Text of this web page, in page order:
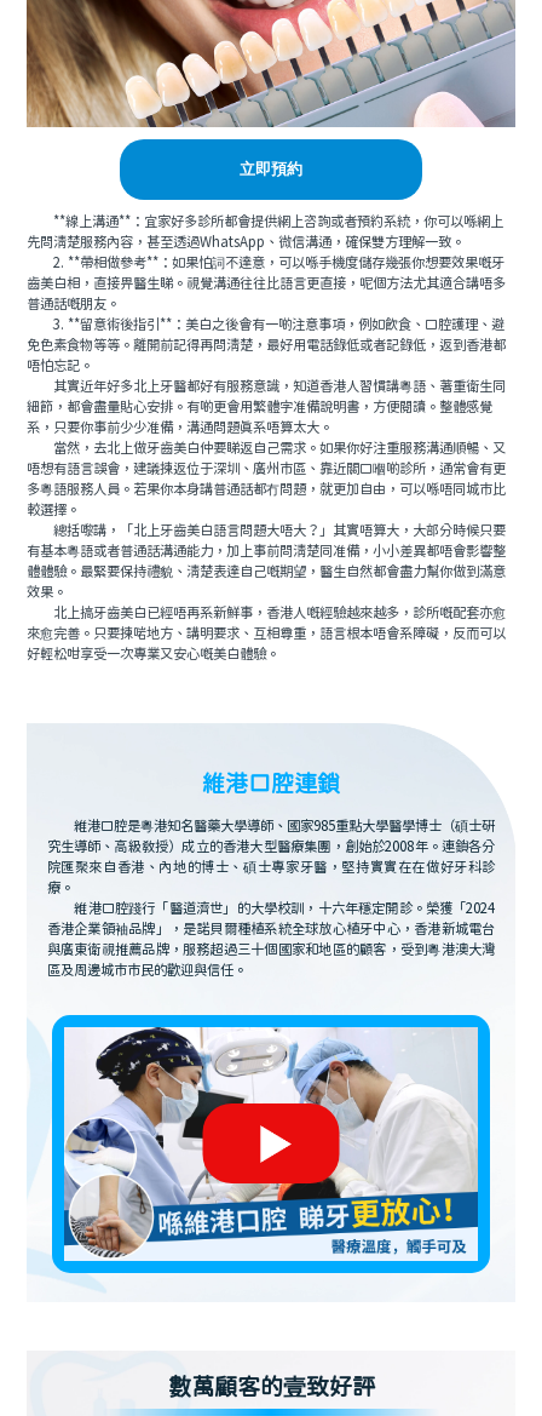
立即預約
**線上溝通**：宜家好多診所都會提供網上咨詢或者預約系統，你可以喺網上
先問清楚服務內容，甚至透過WhatsApp、微信溝通，確保雙方理解一致。
2. **帶相做參考**：如果怕詞不達意，可以喺手機度儲存幾張你想要效果嘅牙
齒美白相，直接畀醫生睇。視覺溝通往往比語言更直接，呢個方法尤其適合講唔多
普通話嘅朋友。
3. **留意術後指引**：美白之後會有一啲注意事項，例如飲食、口腔護理、避
免色素食物等等。離開前記得再問清楚，最好用電話錄低或者記錄低，返到香港都
唔怕忘記。
其實近年好多北上牙醫都好有服務意識，知道香港人習慣講粵語、著重衛生同
細節，都會盡量貼心安排。有啲更會用繁體字准備說明書，方便閱讀。整體感覺
系，只要你事前少少准備，溝通問題真系唔算太大。
當然，去北上做牙齒美白仲要睇返自己需求。如果你好注重服務溝通順暢、又
唔想有語言誤會，建議揀返位于深圳、廣州市區、靠近關口嗰啲診所，通常會有更
多粵語服務人員。若果你本身講普通話都冇問題，就更加自由，可以喺唔同城市比
較選擇。
總括嚟講，「北上牙齒美白語言問題大唔大？」其實唔算大，大部分時候只要
有基本粵語或者普通話溝通能力，加上事前問清楚同准備，小小差異都唔會影響整
體體驗。最緊要保持禮貌、清楚表達自己嘅期望，醫生自然都會盡力幫你做到滿意
效果。
北上搞牙齒美白已經唔再系新鮮事，香港人嘅經驗越來越多，診所嘅配套亦愈
來愈完善。只要揀啱地方、講明要求、互相尊重，語言根本唔會系障礙，反而可以
好輕松咁享受一次專業又安心嘅美白體驗。
維港口腔連鎖
維港口腔是粵港知名醫藥大學導師、國家985重點大學醫學博士（碩士研
究生導師、高級教授）成立的香港大型醫療集團，創始於2008年。連鎖各分
院匯聚來自香港、內地的博士、碩士專家牙醫，堅持實實在在做好牙科診
療。
維港口腔踐行「醫道濟世」的大學校訓，十六年穩定開診。榮獲「2024
香港企業領袖品牌」，是諾貝爾種植系統全球放心植牙中心，香港新城電台
與廣東衛視推薦品牌，服務超過三十個國家和地區的顧客，受到粵港澳大灣
區及周邊城市市民的歡迎與信任。
數萬顧客的壹致好評